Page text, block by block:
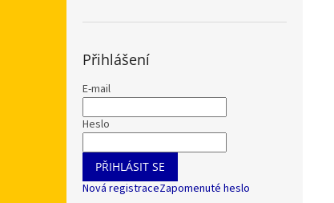
Přihlášení
E-mail
Heslo
PŘIHLÁSIT SE
Nová registraceZapomenuté heslo